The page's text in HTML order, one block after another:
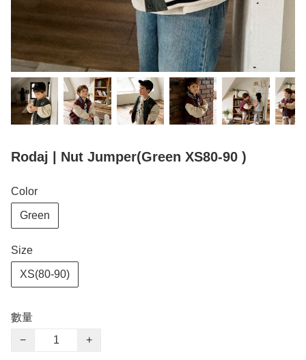
Rodaj | Nut Jumper(Green XS80-90 )
Color
Green
Size
XS(80-90)
數量
−
+